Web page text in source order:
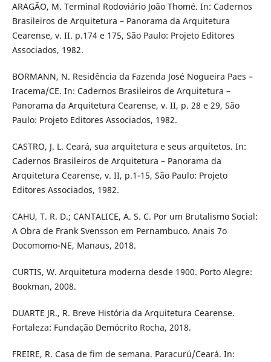
ARAGÃO, M. Terminal Rodoviário João Thomé. In: Cadernos
Brasileiros de Arquitetura – Panorama da Arquitetura
Cearense, v. II. p.174 e 175, São Paulo: Projeto Editores
Associados, 1982.
BORMANN, N. Residência da Fazenda José Nogueira Paes –
Iracema/CE. In: Cadernos Brasileiros de Arquitetura –
Panorama da Arquitetura Cearense, v. II, p. 28 e 29, São
Paulo: Projeto Editores Associados, 1982.
CASTRO, J. L. Ceará, sua arquitetura e seus arquitetos. In:
Cadernos Brasileiros de Arquitetura – Panorama da
Arquitetura Cearense, v. II, p.1-15, São Paulo: Projeto
Editores Associados, 1982.
CAHU, T. R. D.; CANTALICE, A. S. C. Por um Brutalismo Social:
A Obra de Frank Svensson em Pernambuco. Anais 7o
Docomomo-NE, Manaus, 2018.
CURTIS, W. Arquitetura moderna desde 1900. Porto Alegre:
Bookman, 2008.
DUARTE JR., R. Breve História da Arquitetura Cearense.
Fortaleza: Fundação Demócrito Rocha, 2018.
FREIRE, R. Casa de fim de semana. Paracurú/Ceará. In: